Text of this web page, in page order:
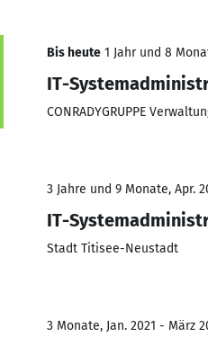
Bis heute 1 Jahr und 8
IT-
CONRADYGRUPPE
3 Jahre und 9 Monate, Apr.
IT-
Stadt Titisee-Neustadt
3 Monate, Jan. 2021 - März